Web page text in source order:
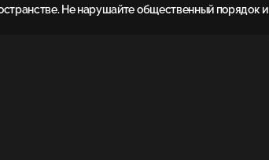
Не нарушайте общественный порядок и